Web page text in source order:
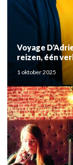
Voyage
reizen, één
Mouden
1 oktober 2025